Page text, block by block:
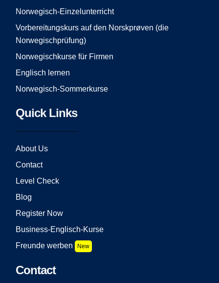
m
Norwegisch-Einzelunterricht
Vorbereitungskurs auf den Norskprøven (die
Norwegischprüfung)
Norwegischkurse für Firmen
Englisch lernen
Norwegisch-Sommerkurse
Quick Links
About Us
Contact
Level Check
Blog
Register Now
Business-Englisch-Kurse
Freunde werben
New
Contact